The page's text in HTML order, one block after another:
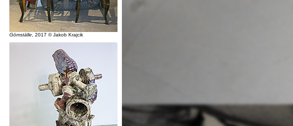
Gömställe , 2017 © Jakob Krajcik